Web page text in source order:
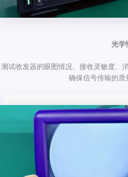
光学
测试收发器的眼图情况、接收灵敏度、
确保信号传输的质